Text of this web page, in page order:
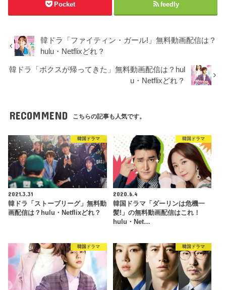
Pocket feedly
韓ドラ「ファイティン・ガール!」無料動画配信は？
hulu・Netflixどれ？
韓ドラ「ボクスが帰ってきた」無料動画配信は？hul
u・Netflixどれ？
RECOMMEND こちらの記事も人気です。
韓国ドラマ
2021.3.31
韓ドラ「ストーブリーグ」無料動
画配信は？hulu・Netflixどれ？
韓国ドラマ
2020.6.4
韓国ドラマ「ダーリンは危機一
髪!」の無料動画配信はこれ！
hulu・Net…
韓国ドラマ 韓国ドラマ